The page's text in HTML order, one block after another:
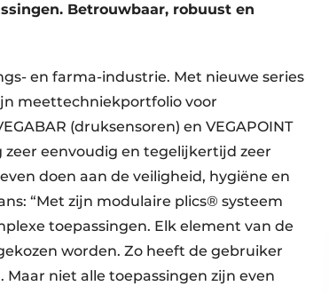
Betrouwbaar, robuust en
en farma-industrie. Met nieuwe series
meettechniekportfolio voor
(druksensoren) en VEGAPOINT
eenvoudig en tegelijkertijd zeer
doen aan de veiligheid, hygiëne en
“Met zijn modulaire plics® systeem
toepassingen. Elk element van de
worden. Zo heeft de gebruiker
niet alle toepassingen zijn even